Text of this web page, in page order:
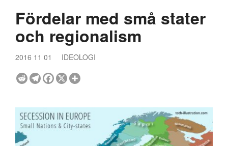
Fördelar med små stater
och regionalism
2016 11 01 IDEOLOGI